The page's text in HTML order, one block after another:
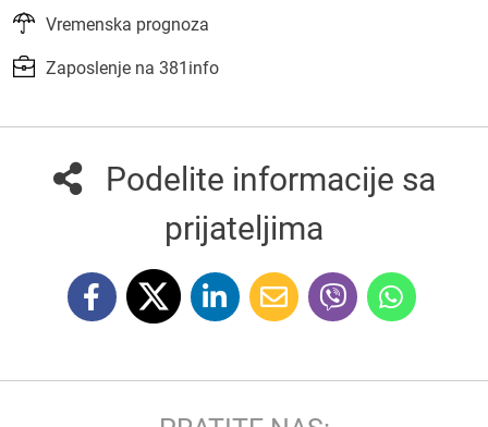
Vremenska prognoza
Zaposlenje na 381info
Podelite informacije sa
prijateljima